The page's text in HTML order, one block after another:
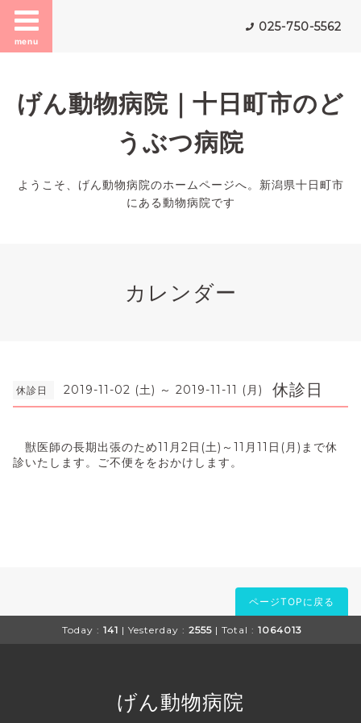
menu
025-750-5562
げん動物病院｜十日町市のど
うぶつ病院
ようこそ、げん動物病院のホームページへ。新潟県十日町市
にある動物病院です
カレンダー
休診日 2019-11-02 (土) ～ 2019-11-11 (月) 休診日
獣医師の長期出張のため11月2日(土)～11月11日(月)まで休
診いたします。ご不便ををおかけします。
ページTOPに戻る
Today : 141 | Yesterday : 2555 | Total : 1064013
げん動物病院